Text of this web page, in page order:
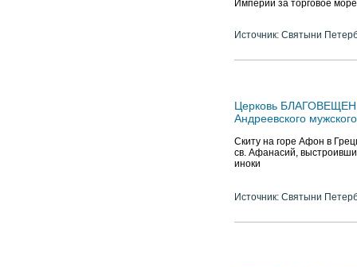
Империи за торговое
Источник: Святыни
Церковь
Андреевского
Скиту на горе Афон в
св. Афанасий,
иноки
Источник: Святыни